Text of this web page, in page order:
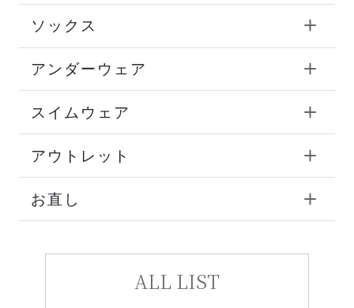
ソックス
アンダーウェア
スイムウェア
アウトレット
お直し
ALL LIST